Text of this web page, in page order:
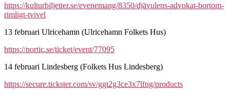
https://kulturbiljetter.se/evenemang/8350/djävulens-advokat-bortom-
rimligt-tvivel
13 februari Ulricehamn (Ulricehamn Folkets Hus)
https://nortic.se/ticket/event/77095
14 februari Lindesberg (Folkets Hus Lindesberg)
https://secure.tickster.com/sv/ggt2g3ce3x7lfng/products